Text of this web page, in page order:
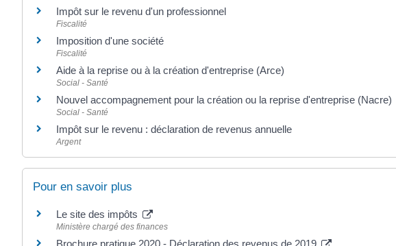
Impôt sur le revenu d'un professionnel
Fiscalité
Imposition d'une société
Fiscalité
Aide à la reprise ou à la création d'entreprise (Arce)
Social - Santé
Nouvel accompagnement pour la création ou la reprise d'entreprise (Nacre)
Social - Santé
Impôt sur le revenu : déclaration de revenus annuelle
Argent
Pour en savoir plus
Le site des impôts
Ministère chargé des finances
Brochure pratique 2020 - Déclaration des revenus de 2019